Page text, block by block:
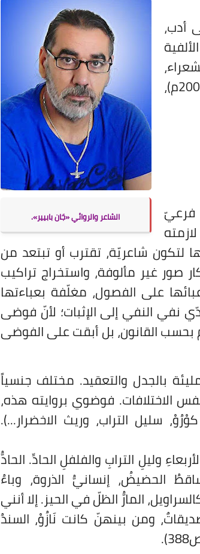
الشاعر والروائي«جَان بابيير».
أدب،
حيث تنقسم روايته التي نشرها بين عامي (2000م – 2007م)،
فرعيّ
لتكون شاعريّة، تقترب أو تبتعد من
صور غير مألوفة، واستخراج تراكيب
على الفصول، مغلّفة بعباءتها
نفي النفي إلى الإثبات؛ لأنّ فوضى
القانون، بل أبقت على الفوضى
بالجدل والتعقيد. مختلف جنسياً
الاختلافات. فوضوي بروايته هذه،
سليل التراب، وريث الاخضرار...).
وليلِ الترابِ والفلفلِ الحادِّ. الحادُّ
الحضيضُ، إنسانيُّ الذروة، وباءُ
المارُّ الظلّ في الحيز. إلا أنني
ومن بينهنّ كانت نَازُوْ، السندُ